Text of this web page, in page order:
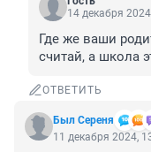
14 декабря
Где же ваши
считай, а школа
ОТВЕТИТЬ
Был Сереня
11 декабря 2024,